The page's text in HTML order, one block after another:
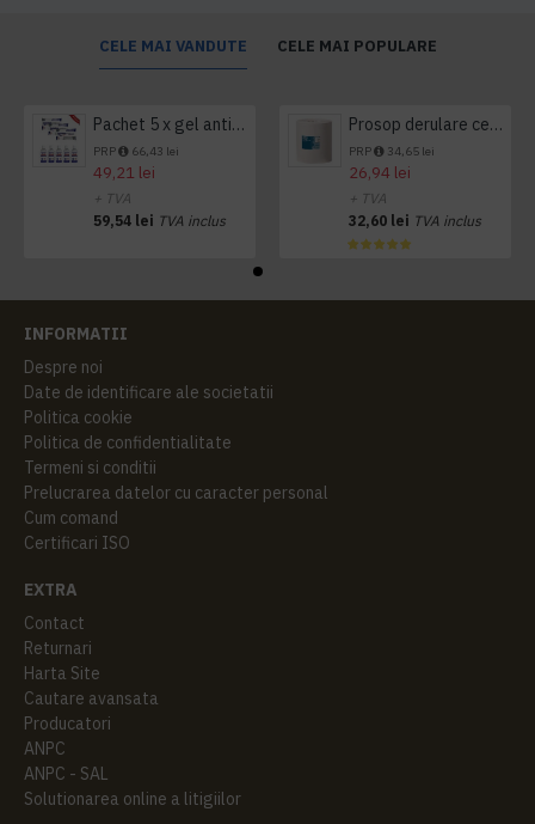
CELE MAI VANDUTE CELE MAI POPULARE
Pachet 5 x gel antibacterian 50ml si 3 x Servetele antibacteriene 48 buc Hygienium
PRP 66,43 lei
49,21 lei
+ TVA
59,54 lei TVA inclus
Prosop derulare centrala 1 pliu, 300 m Tork
PRP 34,65 lei
26,94 lei
+ TVA
32,60 lei TVA inclus
INFORMATII
Despre noi
Date de identificare ale societatii
Politica cookie
Politica de confidentialitate
Termeni si conditii
Prelucrarea datelor cu caracter personal
Cum comand
Certificari ISO
EXTRA
Contact
Returnari
Harta Site
Cautare avansata
Producatori
ANPC
ANPC - SAL
Solutionarea online a litigiilor